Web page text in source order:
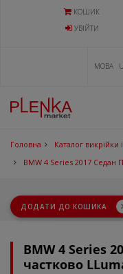
КОШИК
УВIЙТИ
МОВА
Головна Каталог викрійки
BMW 4 Series 2017 Седан
ДОДАТИ ДО КОШИКА
BMW 4 Series
частково